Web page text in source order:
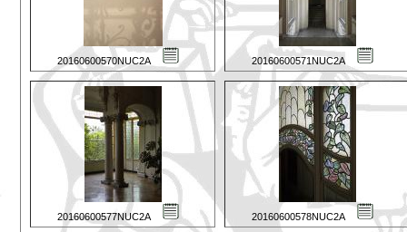
20160600570NUC2A 20160600571NUC2A
20160600577NUC2A 20160600578NUC2A